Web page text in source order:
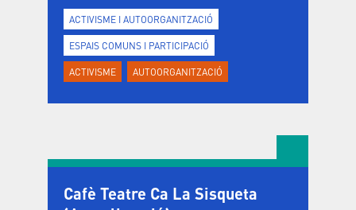
ACTIVISME I AUTOORGANITZACIÓ
ESPAIS COMUNS I PARTICIPACIÓ
ACTIVISME AUTOORGANITZACIÓ
Cafè Teatre Ca La Sisqueta